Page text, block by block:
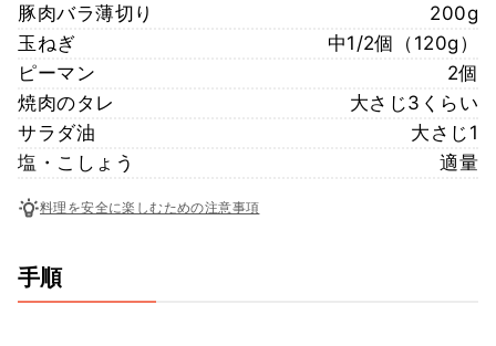
豚肉バラ薄切り
200g
玉ねぎ
中1/2個（120g）
ピーマン
2個
焼肉のタレ
大さじ3くらい
サラダ油
大さじ1
塩・こしょう
適量
料理を安全に楽しむための注意事項
手順